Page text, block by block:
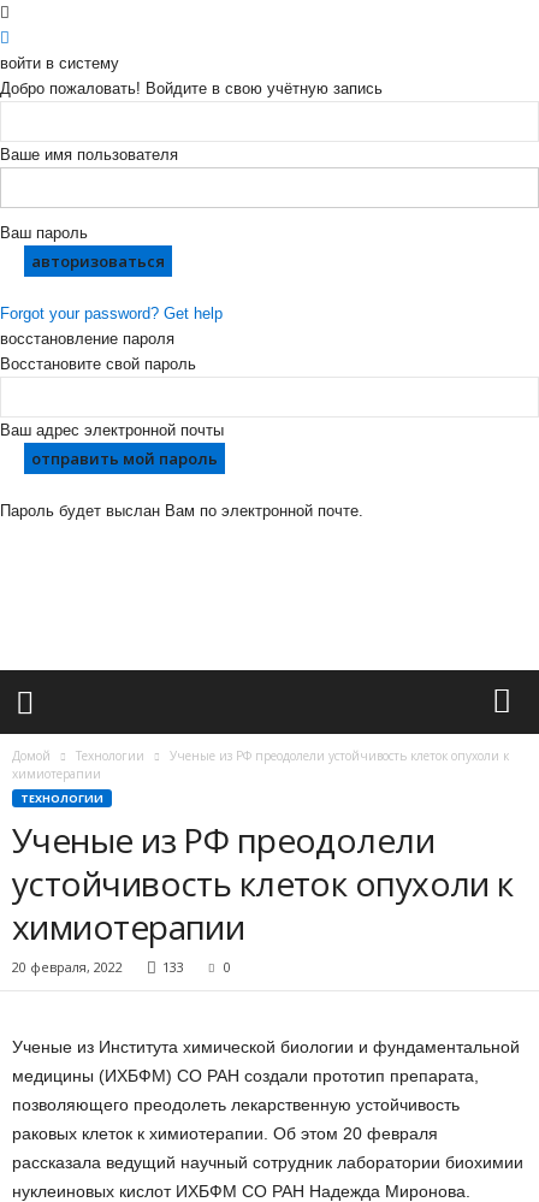
войти в систему
Добро пожаловать! Войдите в свою учётную запись
Ваше имя пользователя
Ваш пароль
Forgot your password? Get help
восстановление пароля
Восстановите свой пароль
Ваш адрес электронной почты
Пароль будет выслан Вам по электронной почте.
ж
Домой Технологии
Ученые из РФ преодолели устойчивость клеток опухоли к
химиотерапии
ТЕХНОЛОГИИ
Ученые из РФ преодолели
устойчивость клеток опухоли к
химиотерапии
20 февраля, 2022 133 0
Ученые из Института химической биологии и фундаментальной
медицины (ИХБФМ) СО РАН создали прототип препарата,
позволяющего преодолеть лекарственную устойчивость
раковых клеток к химиотерапии. Об этом 20 февраля
рассказала ведущий научный сотрудник лаборатории биохимии
нуклеиновых кислот ИХБФМ СО РАН Надежда Миронова.